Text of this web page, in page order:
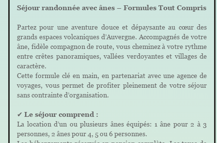
Séjour randonnée avec ânes – Formules Tout Compris
Partez pour une aventure douce et dépaysante au cœur des
grands espaces volcaniques d’Auvergne. Accompagnés de votre
âne, fidèle compagnon de route, vous cheminez à votre rythme
entre crêtes panoramiques, vallées verdoyantes et villages de
caractère.
Cette formule clé en main, en partenariat avec une agence de
voyages, vous permet de profiter pleinement de votre séjour
sans contrainte d’organisation.
✔ Le séjour comprend :
La location d’un ou plusieurs ânes équipés: 1 âne pour 2 à 3
personnes, 2 ânes pour 4, 5 ou 6 personnes.